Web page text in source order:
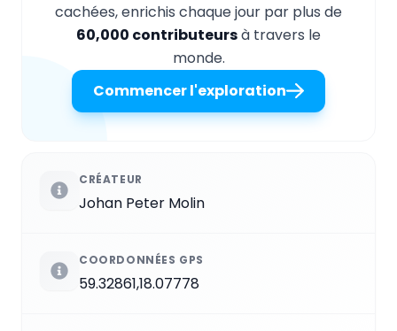
cachées, enrichis chaque jour par plus de
60,000 contributeursà travers le
monde.
Commencer l'exploration
CRÉATEUR
Johan Peter Molin
COORDONNÉES GPS
59.32861,18.07778